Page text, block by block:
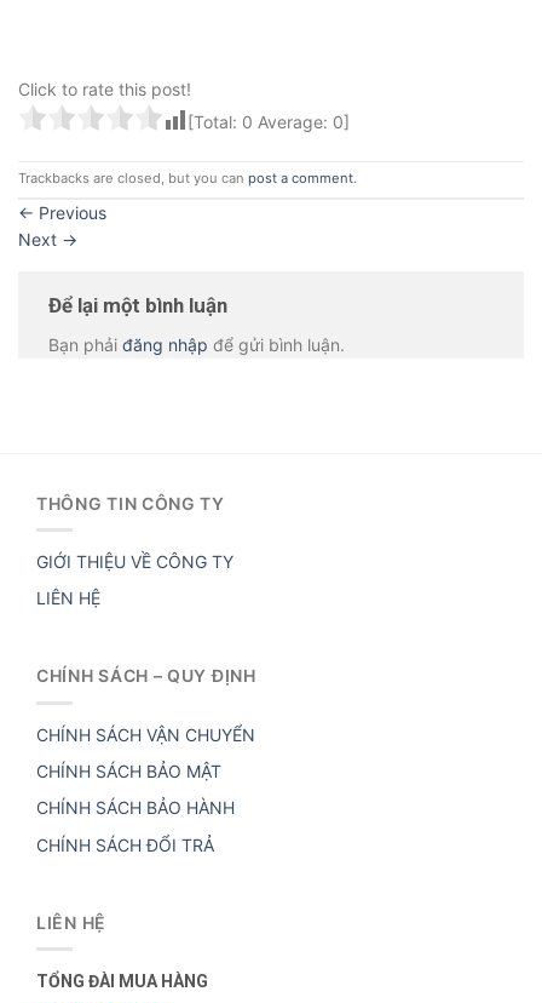
Click to rate this post!
[Total: 0 Average: 0]
Trackbacks are closed, but you can post a comment.
← Previous
Next →
Để lại một bình luận
Bạn phải đăng nhập để gửi bình luận.
THÔNG TIN CÔNG TY
GIỚI THIỆU VỀ CÔNG TY
LIÊN HỆ
CHÍNH SÁCH – QUY ĐỊNH
CHÍNH SÁCH VẬN CHUYỂN
CHÍNH SÁCH BẢO MẬT
CHÍNH SÁCH BẢO HÀNH
CHÍNH SÁCH ĐỔI TRẢ
LIÊN HỆ
TỔNG ĐÀI MUA HÀNG